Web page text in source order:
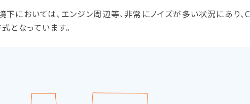
においては、エンジン周辺等、非常にノイズが多い状況にあり、C
となっています。